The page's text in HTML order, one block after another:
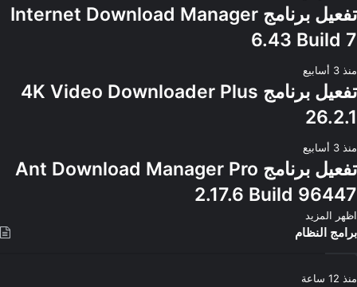
تفعيل برنامج Internet Download Manager
6.43 Build 7
منذ 3 أسابيع
تفعيل برنامج 4K Video Downloader Plus
26.2.1
منذ 3 أسابيع
تفعيل برنامج Ant Download Manager Pro
2.17.6 Build 96447
اظهر المزيد
برامج النظام
منذ 12 ساعة